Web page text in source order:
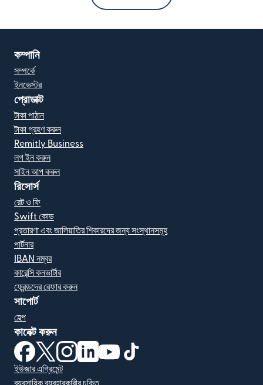
কম্পানি
সম্পর্কে
ইনভেস্টর
প্রোডাক্ট
টাকা পাঠান
টাকা গ্রহণ করুন
Remitly Business
লগ ইন করুন
সাইন আপ করুন
রিসোর্স
রেট ও ফি
Swift কোড
প্রতারণা এবং জালিয়াতির শিকারদের জন্য সংস্থানসমূহ
পার্টনার
IBAN নম্বর
কারেন্সি কনভার্টার
ফ্রেন্ডদের রেফার করুন
সাপোর্ট
হেল্প
কানেক্ট করুন
(নতুন উইন্ডোতে খুলবে)
(নতুন উইন্ডোতে খুলবে)
(নতুন উইন্ডোতে খুলবে)
(নতুন উইন্ডোতে খুলবে)
(নতুন উইন্ডোতে খুলবে)
ইউজার এগ্রিমেন্ট